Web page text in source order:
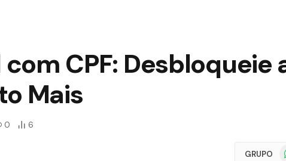
CPF: Desbloqueie
Mais
0 6
GRUPO